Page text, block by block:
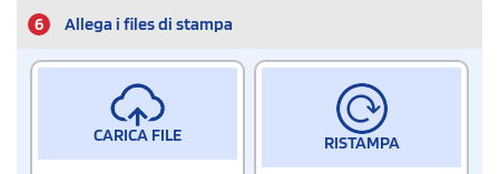
6 Allega i files di stampa
CARICA FILE RISTAMPA